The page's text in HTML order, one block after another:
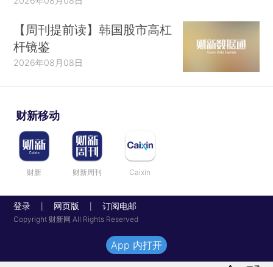
【周刊提前读】韩国股市高杠
杆镜鉴
2026年08月08日
财新移动
财新 财新周刊 Caixin
登录 网页版 订阅电邮
Copyright 财新网 All Rights Reserved
App 内打开